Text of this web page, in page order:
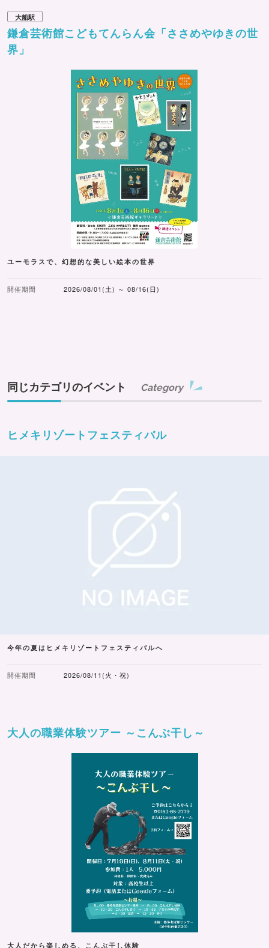
大船駅
鎌倉芸術館こどもてんらん会「ささめやゆきの世
界」
ユーモラスで、幻想的な美しい絵本の世界
開催期間 2026/08/01(土) ～ 08/16(日)
同じカテゴリのイベント Category
ヒメキリゾートフェスティバル
今年の夏はヒメキリゾートフェスティバルへ
開催期間 2026/08/11(火・祝)
大人の職業体験ツアー ～こんぶ干し～
大人だから楽しめる、こんぶ干し体験